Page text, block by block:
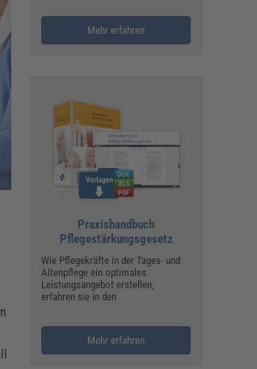
HERKERT)
Mehr erfahren
Praxishandbuch
Pflegestärkungsgesetz
Wie Pflegekräfte in der Tages- und
Altenpflege ein optimales
Leistungsangebot erstellen,
erfahren sie in den
Mehr erfahren